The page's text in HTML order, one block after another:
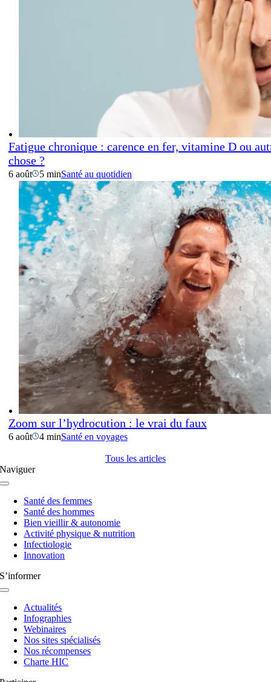
Fatigue chronique : carence en fer, vitamine D ou
chose ?
6 août 5 minSanté au quotidien
Zoom sur l’hydrocution : le vrai du faux
6 août 4 minSanté en voyages
Tous les articles
Naviguer
Navigation
basculeSanté des femmes
Santé des hommes
Bien vieillir & autonomie
Activité physique & nutrition
Infectiologie
Innovation
S’informer
Navigation
basculeActualités
Infographies
Webinaires
Nos sites spécialisés
Nos récompenses
Charte HIC